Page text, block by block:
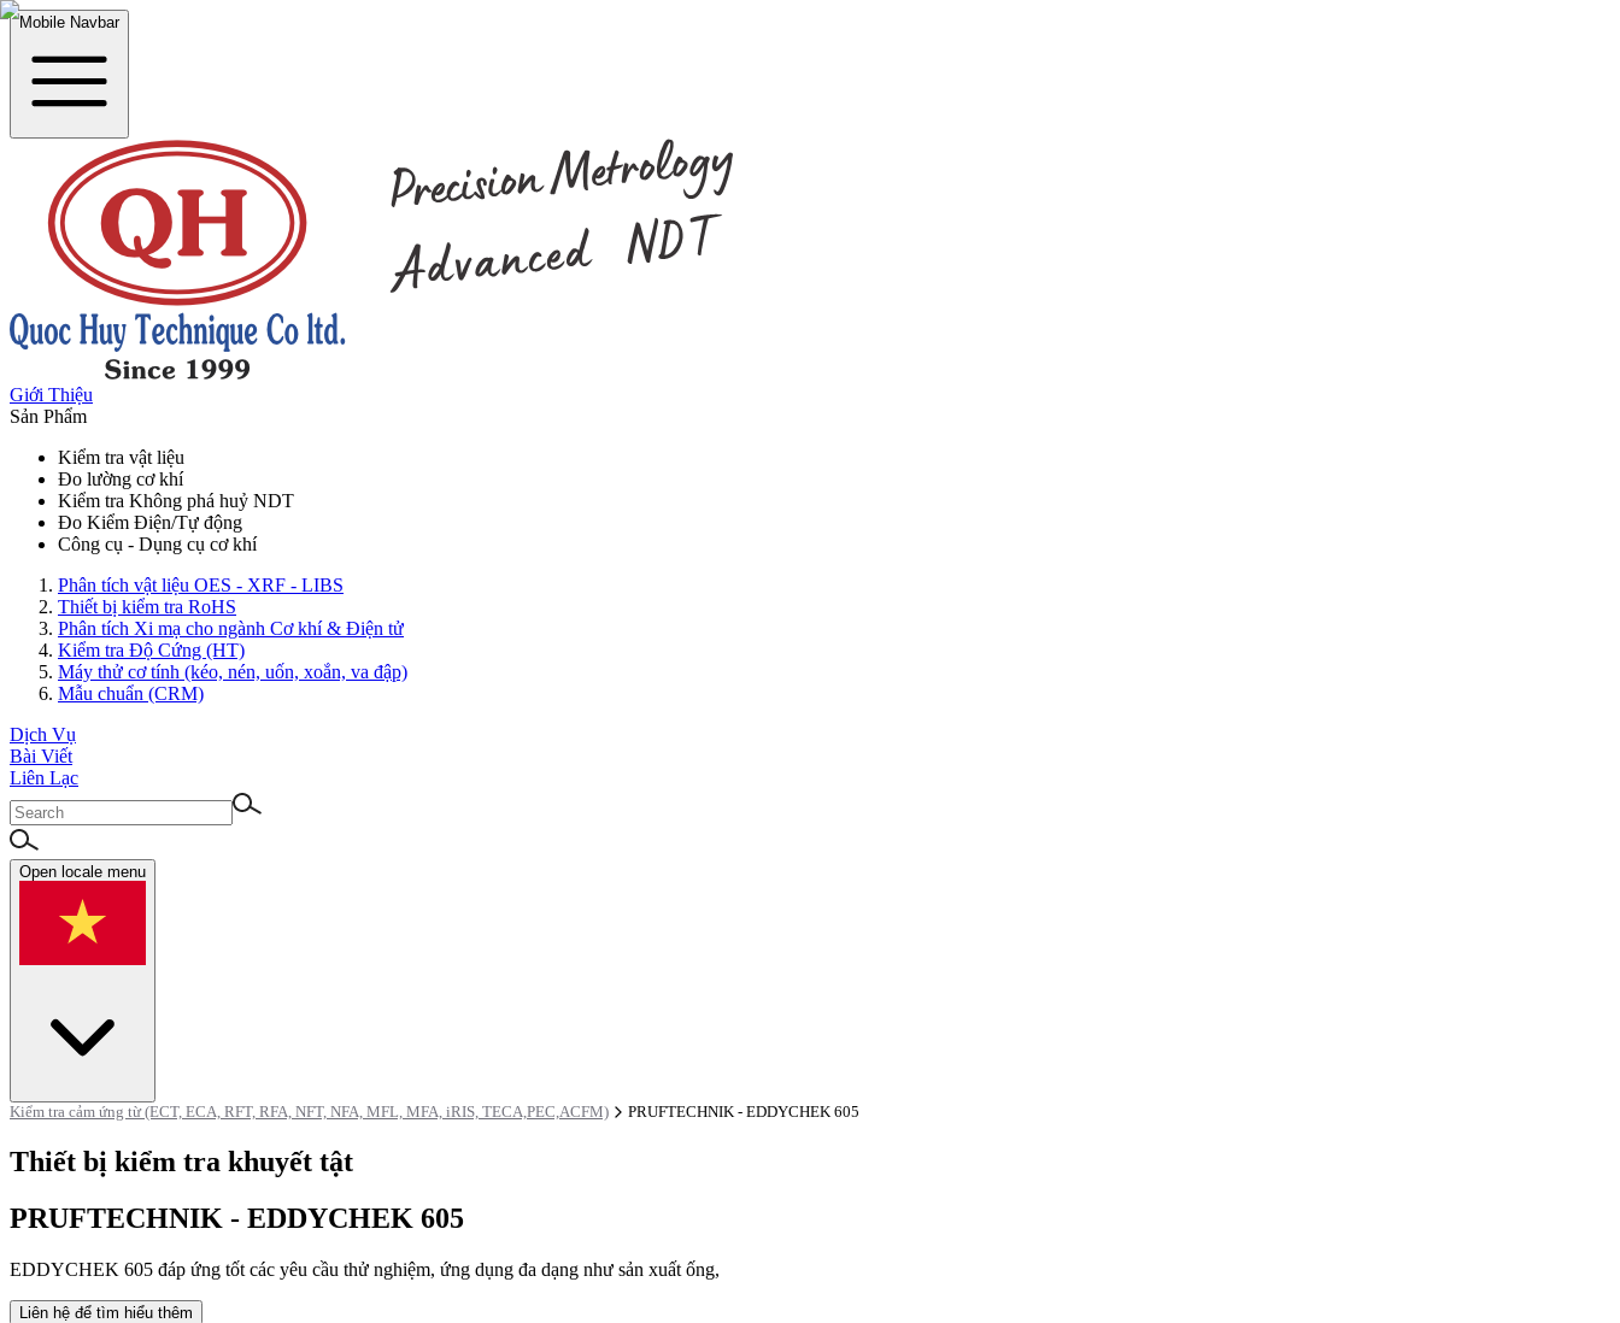
Mobile Navbar
Giới Thiệu
Sản Phẩm
Kiểm tra vật liệu
Đo lường cơ khí
Kiểm tra Không phá huỷ NDT
Đo Kiểm Điện/Tự động
Công cụ - Dụng cụ cơ khí
Phân tích vật liệu OES - XRF - LIBS
Thiết bị kiểm tra RoHS
Phân tích Xi mạ cho ngành Cơ khí & Điện tử
Kiểm tra Độ Cứng (HT)
Máy thử cơ tính (kéo, nén, uốn, xoắn, va đập)
Mẫu chuẩn (CRM)
Dịch Vụ
Bài Viết
Liên Lạc
Open locale menu
Kiểm tra cảm ứng từ (ECT, ECA, RFT, RFA, NFT, NFA, MFL, MFA, iRIS, TECA,PEC,ACFM) PRUFTECHNIK - EDDYCHEK 605
Thiết bị kiểm tra khuyết tật
PRUFTECHNIK - EDDYCHEK 605
EDDYCHEK 605 đáp ứng tốt các yêu cầu thử nghiệm, ứng dụng đa dạng như sản xuất ống,
Liên hệ để tìm hiểu thêm